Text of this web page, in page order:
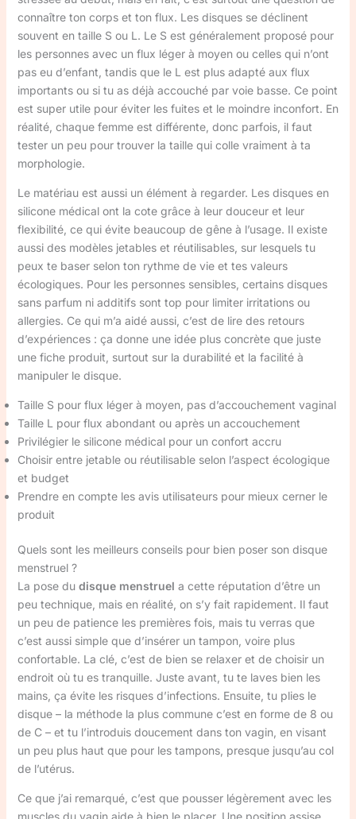
connaître ton corps et ton flux. Les disques se déclinent
souvent en taille S ou L. Le S est généralement proposé pour
les personnes avec un flux léger à moyen ou celles qui n’ont
pas eu d’enfant, tandis que le L est plus adapté aux flux
importants ou si tu as déjà accouché par voie basse. Ce point
est super utile pour éviter les fuites et le moindre inconfort. En
réalité, chaque femme est différente, donc parfois, il faut
tester un peu pour trouver la taille qui colle vraiment à ta
morphologie.
Le matériau est aussi un élément à regarder. Les disques en
silicone médical ont la cote grâce à leur douceur et leur
flexibilité, ce qui évite beaucoup de gêne à l’usage. Il existe
aussi des modèles jetables et réutilisables, sur lesquels tu
peux te baser selon ton rythme de vie et tes valeurs
écologiques. Pour les personnes sensibles, certains disques
sans parfum ni additifs sont top pour limiter irritations ou
allergies. Ce qui m’a aidé aussi, c’est de lire des retours
d’expériences : ça donne une idée plus concrète que juste
une fiche produit, surtout sur la durabilité et la facilité à
manipuler le disque.
Taille S pour flux léger à moyen, pas d’accouchement vaginal
Taille L pour flux abondant ou après un accouchement
Privilégier le silicone médical pour un confort accru
Choisir entre jetable ou réutilisable selon l’aspect écologique
et budget
Prendre en compte les avis utilisateurs pour mieux cerner le
produit
Quels sont les meilleurs conseils pour bien poser son disque
menstruel ?
La pose du disque menstruel a cette réputation d’être un
peu technique, mais en réalité, on s’y fait rapidement. Il faut
un peu de patience les premières fois, mais tu verras que
c’est aussi simple que d’insérer un tampon, voire plus
confortable. La clé, c’est de bien se relaxer et de choisir un
endroit où tu es tranquille. Juste avant, tu te laves bien les
mains, ça évite les risques d’infections. Ensuite, tu plies le
disque – la méthode la plus commune c’est en forme de 8 ou
de C – et tu l’introduis doucement dans ton vagin, en visant
un peu plus haut que pour les tampons, presque jusqu’au col
de l’utérus.
Ce que j’ai remarqué, c’est que pousser légèrement avec les
muscles du vagin aide à bien le placer. Une position assise